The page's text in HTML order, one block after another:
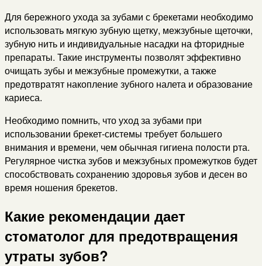
Для бережного ухода за зубами с брекетами необходимо
использовать мягкую зубную щетку, межзубные щеточки,
зубную нить и индивидуальные насадки на фторидные
препараты. Такие инструменты позволят эффективно
очищать зубы и межзубные промежутки, а также
предотвратят накопление зубного налета и образование
кариеса.
Необходимо помнить, что уход за зубами при
использовании брекет-системы требует большего
внимания и времени, чем обычная гигиена полости рта.
Регулярное чистка зубов и межзубных промежутков будет
способствовать сохранению здоровья зубов и десен во
время ношения брекетов.
Какие рекомендации дает
стоматолог для предотвращения
утраты зубов?